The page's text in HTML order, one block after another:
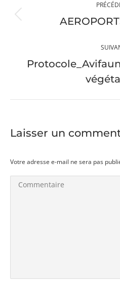
album
:
Laisser un
Votre adresse e-mail ne sera pas
Commentaire